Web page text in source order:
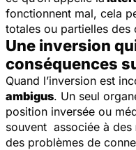
fonctionnent mal, cela
totales ou partielles des
Une inversion
conséquences
Quand l’inversion est
ambigus. Un seul
position inversée ou
souvent associée à des
des problèmes de